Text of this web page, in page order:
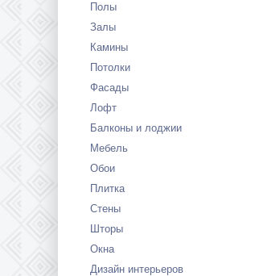
Полы
Залы
Камины
Потолки
Фасады
Лофт
Балконы и лоджии
Мебель
Обои
Плитка
Стены
Шторы
Окна
Дизайн интерьеров